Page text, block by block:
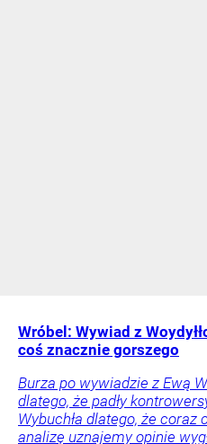
Wróbel: Wywiad z
coś znacznie gorszego
Burza po wywiadzie z Ewą
dlatego, że padły
Wybuchła dlatego, że coraz
analizę uznajemy opinie